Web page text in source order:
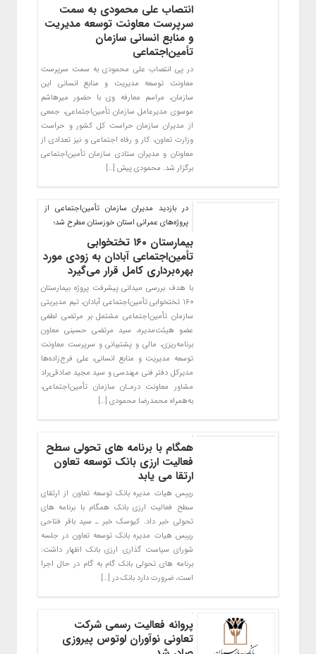
انتصاب علی محمودی به سمت
سرپرست معاونت توسعه مدیریت
و منابع انسانی سازمان
تأمین‌اجتماعی
در پی انتصاب علی محمودی به سمت سرپرست
معاونت توسعه مدیریت و منابع انسانی این
سازمان، مراسم معارفه وی با حضور میرهاشم
موسوی مدیرعامل سازمان تأمین‌اجتماعی، جمعی
از مدیران سازمان حراست کل کشور و حراست
وزارت تعاون، کار و رفاه اجتماعی و نیز تعدادی از
معاونان و مدیران ستادی سازمان تأمین‌اجتماعی
برگزار شد. محمودی پیش […]
در بازدید مدیران سازمان تأمین‌اجتماعی از
پروژه‌های عمرانی استان خوزستان مطرح شد؛
بیمارستان ۱۶۰ تختخوابی
تأمین‌اجتماعی آبادان به زودی مورد
بهره‌برداری کامل قرار می‌گیرد
با هدف بررسی میدانی پیشرفت پروژه بیمارستان
۱۶۰ تختخوابی تأمین‌اجتماعی آبادان، تیم مدیریتی
سازمان تأمین‌اجتماعی مشتمل بر مرتضی لطفی
عضو هیئت‌مدیره، سید مرتضی حسینی معاون
برنامه‌ریزی، مالی و پشتیبانی و سرپرست معاونت
توسعه مدیریت و منابع انسانی، علی فرج‌زاده‌ها
مدیرکل دفتر فنی مهندسی و سید مجید صادقی‌راد
مشاور معاونت درمـان سازمان تأمین‌اجتماعی،
به‌همراه محمدرضا محمودی […]
همگام با برنامه های تحولی سطح
فعالیت ارزی بانک توسعه تعاون
ارتقا می یابد
رییس هیات مدیره بانک توسعه تعاون از ارتقای
سطح فعالیت ارزی بانک همگام با برنامه های
تحولی خبر داد. کیوسک خبر ـ سید باقر فتاحی
رییس هیات مدیره بانک توسعه تعاون در جلسه
شورای سیاست گذاری ارزی بانک اظهار داشت:
برنامه های تحولی بانک گام به گام در حال اجرا
است، ضرورت دارد بانک در […]
پروانه فعالیت رسمی شرکت
تعاونی نوآوران لوتوس پیروزی